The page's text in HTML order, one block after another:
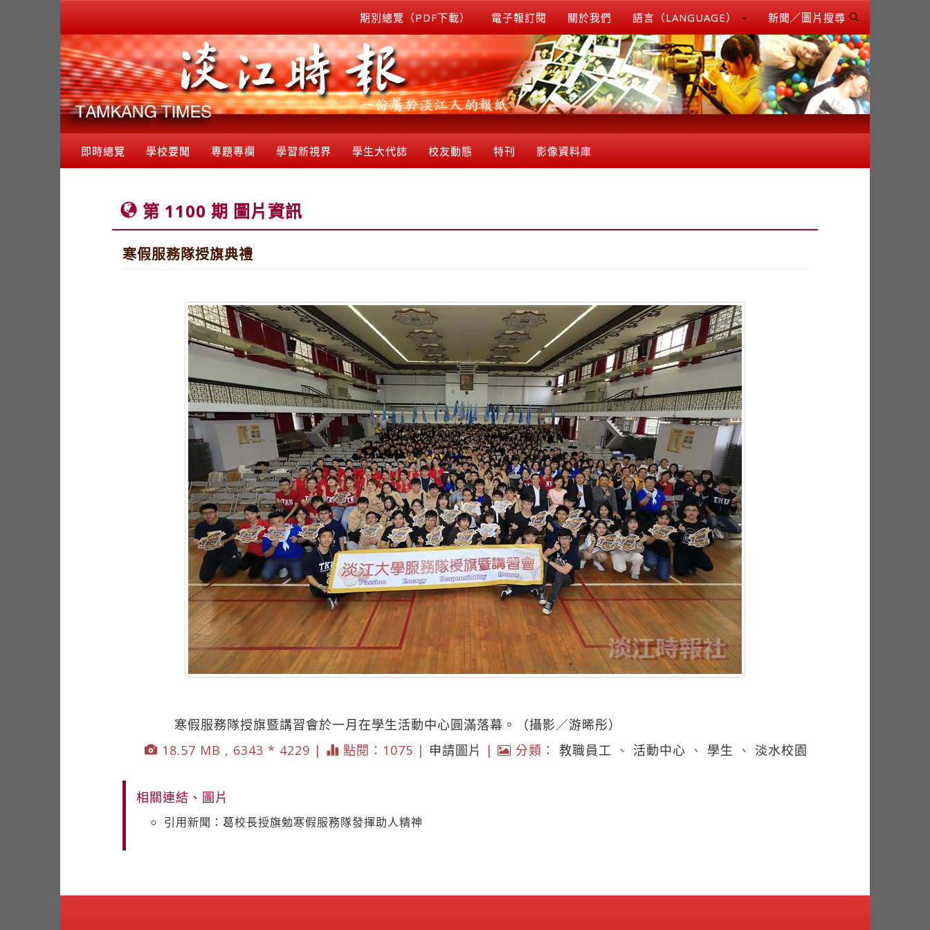
期別總覽（PDF下載） 電子報訂閱 關於我們 語言（LANGUAGE） 新聞／圖片搜尋
即時總覽 學校要聞 專題專欄 學習新視界 學生大代誌 校友動態 特刊 影像資料庫
第 1100 期 圖片資訊
寒假服務隊授旗典禮
寒假服務隊授旗暨講習會於一月在學生活動中心圓滿落幕。（攝影／游晞彤）
18.57 MB , 6343 * 4229 |
點閱：1075 | 申請圖片 | 分類： 教職員工 、 活動中心 、 學生 、 淡水校園
相關連結、圖片
引用新聞：葛校長授旗勉寒假服務隊發揮助人精神